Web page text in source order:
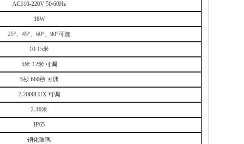
AC110-220V 50/60Hz
18W
25°、 45°、 60°、 90°可选
10-15米
5米-12米 可调
5秒-600秒 可调
2-2000LUX 可调
2-10米
IP65
钢化玻璃